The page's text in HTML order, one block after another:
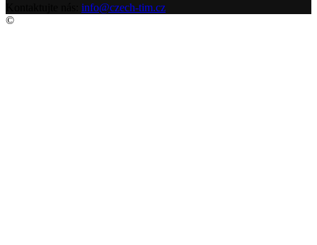
info@czech-tim.cz
©